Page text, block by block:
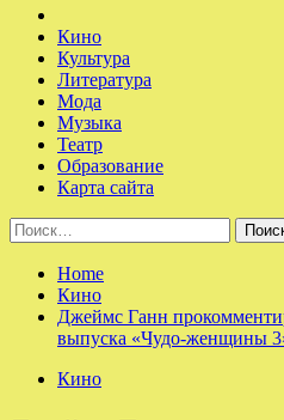
Кино
Культура
Литература
Мода
Музыка
Театр
Образование
Карта сайта
Найти:
Home
Кино
Джеймс Ганн
выпуска «Чудо-женщины
Кино